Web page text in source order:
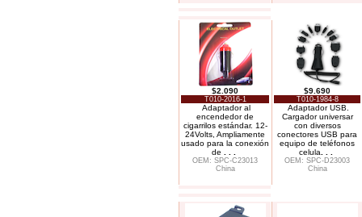
$2.090
T010-2016-1
Adaptador al
encendedor de
cigarrilos estándar. 12-
24Volts, Ampliamente
usado para la conexión
de
OEM: SPC-C23013
China
$9.690
T010-1984-8
Adaptador USB.
Cargador universar
con diversos
conectores USB para
equipo de teléfonos
celula
OEM: SPC-D23003
China